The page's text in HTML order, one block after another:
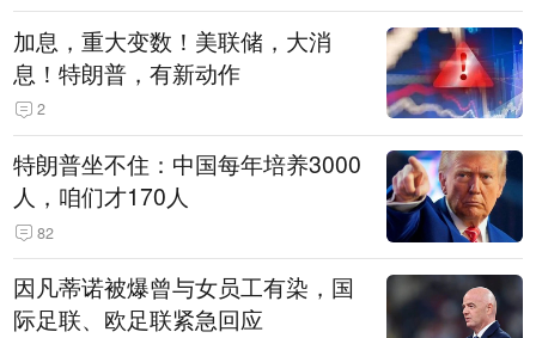
加息，重大变数！美联储，大消
息！特朗普，有新动作
2
特朗普坐不住：中国每年培养3000
人，咱们才170人
82
因凡蒂诺被爆曾与女员工有染，国
际足联、欧足联紧急回应